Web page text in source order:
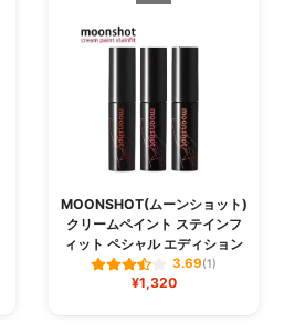
MOONSHOT(ムーンショット)
クリームペイント ステインフ
ィット ペシャル エディション
3.69(1)
¥1,320